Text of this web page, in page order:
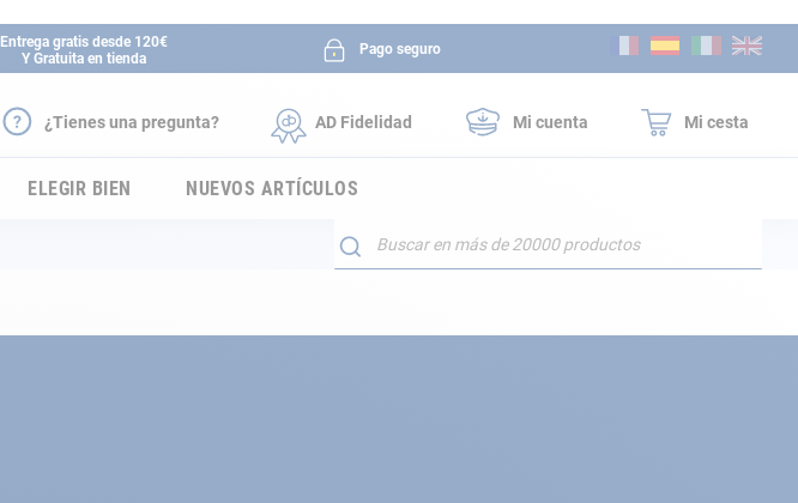
Entrega gratis desde 120€
Y Gratuita en tienda
Pago seguro
¿Tienes una pregunta? AD Fidelidad Mi cuenta Mi cesta
ELEGIR BIEN NUEVOS ARTÍCULOS
Buscar